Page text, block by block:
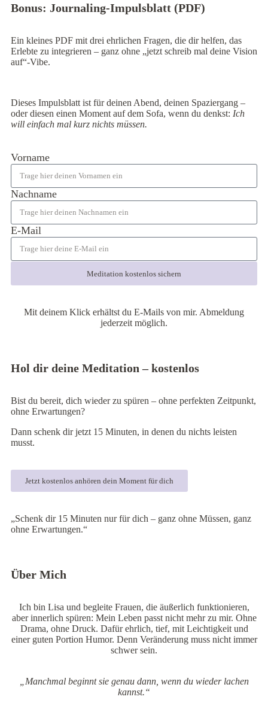
Bonus: Journaling-Impulsblatt (PDF)
Ein kleines PDF mit drei ehrlichen Fragen, die dir helfen, das
Erlebte zu integrieren – ganz ohne „jetzt schreib mal deine Vision
auf“-Vibe.
Dieses Impulsblatt ist für deinen Abend, deinen Spaziergang –
oder diesen einen Moment auf dem Sofa, wenn du denkst: Ich
will einfach mal kurz nichts müssen.
Vorname
Nachname
E-Mail
Meditation kostenlos sichern
Mit deinem Klick erhältst du E-Mails von mir. Abmeldung
jederzeit möglich.
Hol dir deine Meditation – kostenlos
Bist du bereit, dich wieder zu spüren – ohne perfekten Zeitpunkt,
ohne Erwartungen?
Dann schenk dir jetzt 15 Minuten, in denen du nichts leisten
musst.
Jetzt kostenlos anhören dein Moment für dich
„Schenk dir 15 Minuten nur für dich – ganz ohne Müssen, ganz
ohne Erwartungen.“
Über Mich
Ich bin Lisa und begleite Frauen, die äußerlich funktionieren,
aber innerlich spüren: Mein Leben passt nicht mehr zu mir. Ohne
Drama, ohne Druck. Dafür ehrlich, tief, mit Leichtigkeit und
einer guten Portion Humor. Denn Veränderung muss nicht immer
schwer sein.
„Manchmal beginnt sie genau dann, wenn du wieder lachen
kannst.“